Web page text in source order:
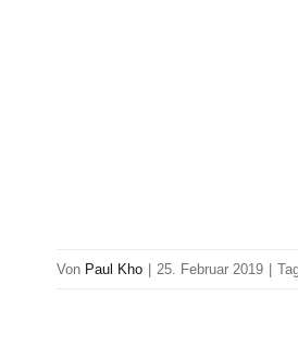
Von Paul Kho 25. Februar 2019